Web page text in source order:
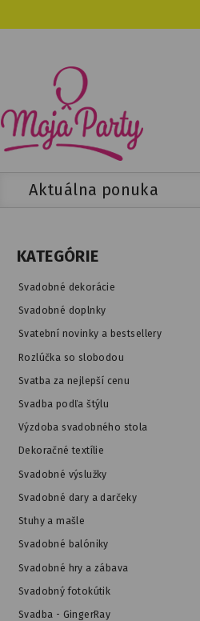
Aktuálna ponuka
KATEGÓRIE
Svadobné dekorácie
Svadobné doplnky
Svatební novinky a bestsellery
Rozlúčka so slobodou
Svatba za nejlepší cenu
Svadba podľa štýlu
Výzdoba svadobného stola
Dekoračné textílie
Svadobné výslužky
Svadobné dary a darčeky
Stuhy a mašle
Svadobné balóniky
Svadobné hry a zábava
Svadobný fotokútik
Svadba - GingerRay